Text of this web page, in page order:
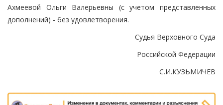
Ахмеевой Ольги Валерьевны (с учетом представленных
дополнений) - без удовлетворения.
Судья Верховного Суда
Российской Федерации
С.И.КУЗЬМИЧЕВ